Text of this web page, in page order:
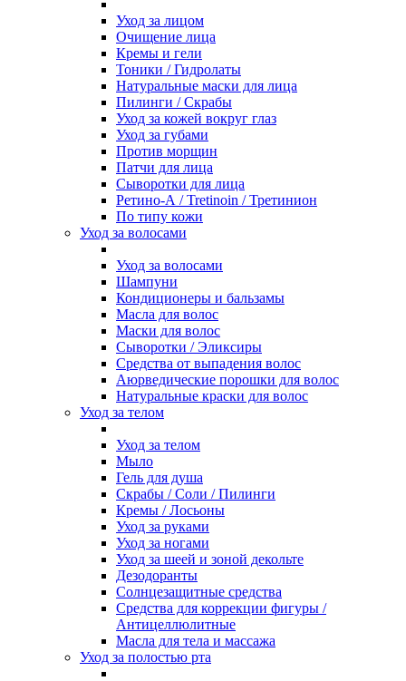
Уход за лицом
Очищение лица
Кремы и гели
Тоники / Гидролаты
Натуральные маски для лица
Пилинги / Cкрабы
Уход за кожей вокруг глаз
Уход за губами
Против морщин
Патчи для лица
Сыворотки для лица
Ретино-А / Tretinoin / Третинион
По типу кожи
Уход за волосами
Уход за волосами
Шампуни
Кондиционеры и бальзамы
Масла для волос
Маски для волос
Сыворотки / Эликсиры
Средства от выпадения волос
Аюрведические порошки для волос
Натуральные краски для волос
Уход за телом
Уход за телом
Мыло
Гель для душа
Скрабы / Соли / Пилинги
Кремы / Лосьоны
Уход за руками
Уход за ногами
Уход за шеей и зоной декольте
Дезодоранты
Солнцезащитные средства
Средства для коррекции фигуры /
Антицеллюлитные
Масла для тела и массажа
Уход за полостью рта